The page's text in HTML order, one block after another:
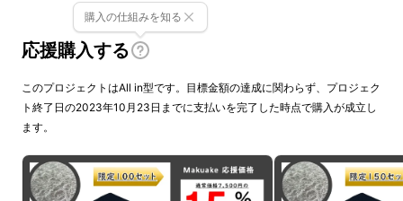
ク・釣りなどアウトドアレジャーのお供にもオ
ススメです
応援購入する
購入の仕組みを知る
このプロジェクトはAll in型です。目標金額の達成に関わらず、プロジェク
ト終了日の2023年10月23日までに支払いを完了した時点で購入が成立し
ます。